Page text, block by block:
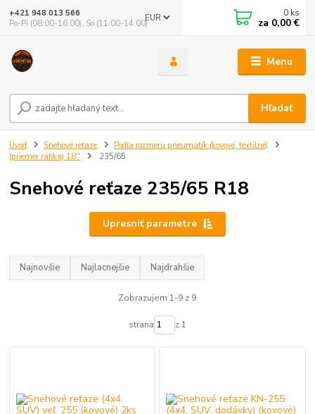
Menu
EUR
Hľadať
+421 948 013 566
Po-Pi (08:00-16:00), So (11:00-14:00)
0 ks
za 0,00 €
Úvod Snehové reťaze
Podľa rozmeru pneumatík (kovové, textilné)
(priemer ráfika) 18''
235/65
Snehové reťaze 235/65 R18
Upresniť parametre
Najnovšie Najlacnejšie Najdrahšie
Zobrazujem 1-9 z 9
strana z 1